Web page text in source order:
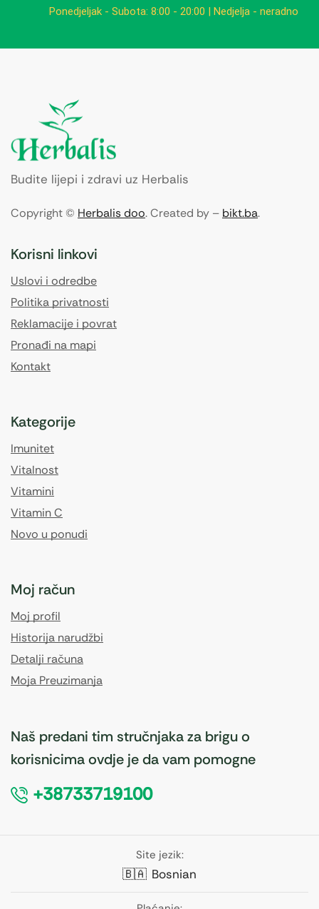
Ponedjeljak - Subota: 8:00 - 20:00 | Nedjelja - neradno
Budite lijepi i zdravi uz Herbalis
Copyright © Herbalis doo. Created by – bikt.ba.
Korisni linkovi
Uslovi i odredbe
Politika privatnosti
Reklamacije i povrat
Pronađi na mapi
Kontakt
Kategorije
Imunitet
Vitalnost
Vitamini
Vitamin C
Novo u ponudi
Moj račun
Moj profil
Historija narudžbi
Detalji računa
Moja Preuzimanja
Naš predani tim stručnjaka za brigu o
korisnicima ovdje je da vam pomogne
+38733719100
Site jezik:
🇧🇦 Bosnian